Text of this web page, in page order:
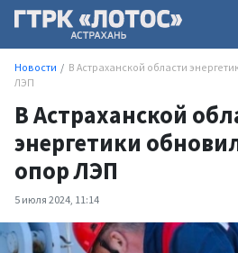
Новости
В Астраханской области
ЛЭП
В Астраханской
энергетики
опор ЛЭП
5 июля 2024, 11:14